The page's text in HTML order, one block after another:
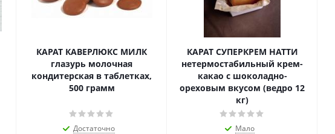
КАРАТ КАВЕРЛЮКС МИЛК
глазурь молочная
кондитерская в таблетках,
500 грамм
Достаточно
КАРАТ СУПЕРКРЕМ НАТТИ
нетермостабильный крем-
какао с шоколадно-
ореховым вкусом (ведро 12
кг)
Мало